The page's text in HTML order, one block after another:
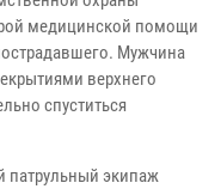
медицинской помощи
Мужчина
верхнего
спуститься
патрульный экипаж